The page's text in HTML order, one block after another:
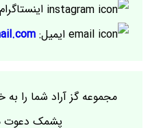
ایمیل:
مجموعه گز آراد شما را
پشمک دعوت